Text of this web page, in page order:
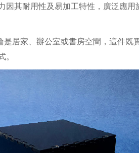
其耐用性及易加工特性，廣泛應
居家、辦公室或書房空間，這件既